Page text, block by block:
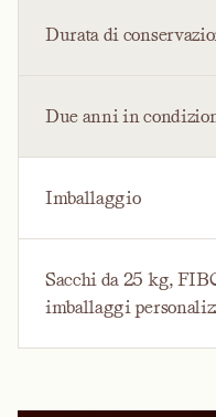
Durata di
Due anni in
Imballaggio
Sacchi da 25 kg,
imballaggi